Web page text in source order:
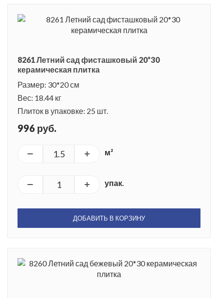
8261 Летний сад фисташковый 20*30
керамическая плитка
Размер: 30*20 см
Вес: 18.44 кг
Плиток в упаковке: 25 шт.
996 руб.
м²
упак.
ДОБАВИТЬ В КОРЗИНУ